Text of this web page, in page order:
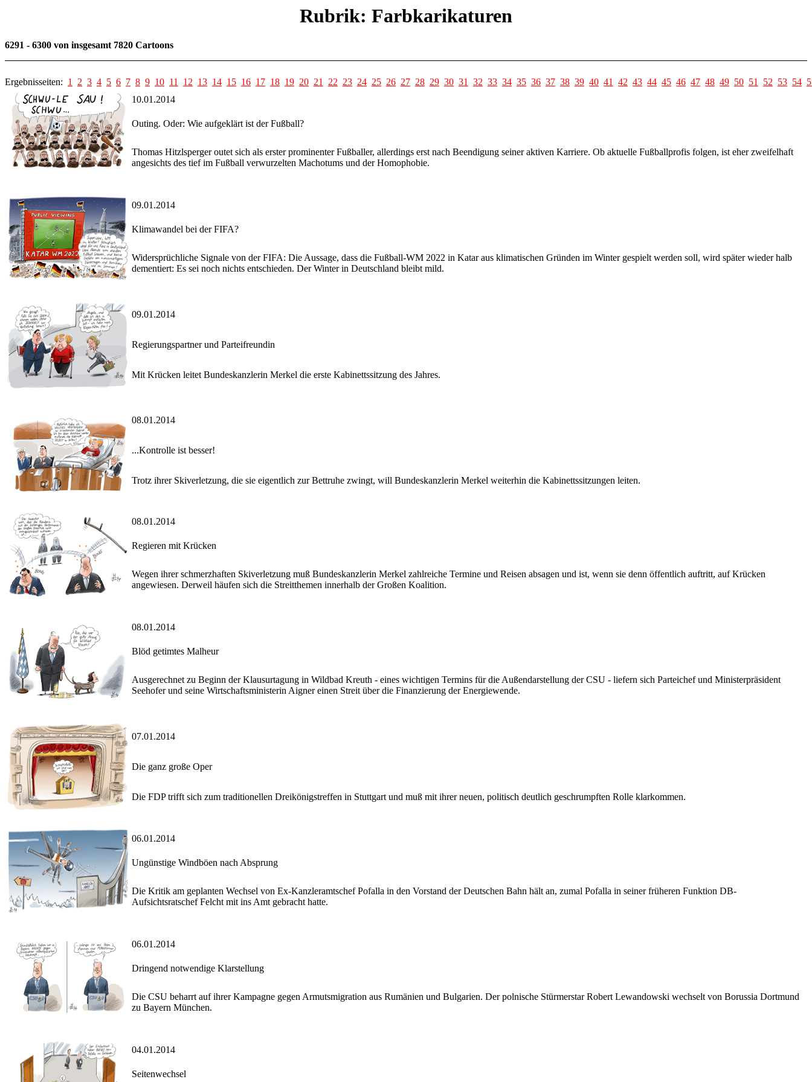
Rubrik: Farbkarikaturen
6291 - 6300 von insgesamt 7820 Cartoons
Ergebnisseiten: 1 2 3 4 5 6 7 8 9 10 11 12 13 14 15 16 17 18 19 20 21 22 23 24 25 26 27 28 29 30 31 32 33 34 35 36 37 38 39 40 41 42 43 44 45 46 47 48 49 50 51 52 53 54
10.01.2014
Outing. Oder: Wie aufgeklärt ist der Fußball?
Thomas Hitzlsperger outet sich als erster prominenter Fußballer, allerdings erst nach Beendigung seiner aktiven Karriere. Ob aktuelle Fußballprofis folgen, ist eher zweifelhaft
angesichts des tief im Fußball verwurzelten Machotums und der Homophobie.
09.01.2014
Klimawandel bei der FIFA?
Widersprüchliche Signale von der FIFA: Die Aussage, dass die Fußball-WM 2022 in Katar aus klimatischen Gründen im Winter gespielt werden soll, wird später wieder halb
dementiert: Es sei noch nichts entschieden. Der Winter in Deutschland bleibt mild.
09.01.2014
Regierungspartner und Parteifreundin
Mit Krücken leitet Bundeskanzlerin Merkel die erste Kabinettssitzung des Jahres.
08.01.2014
...Kontrolle ist besser!
Trotz ihrer Skiverletzung, die sie eigentlich zur Bettruhe zwingt, will Bundeskanzlerin Merkel weiterhin die Kabinettssitzungen leiten.
08.01.2014
Regieren mit Krücken
Wegen ihrer schmerzhaften Skiverletzung muß Bundeskanzlerin Merkel zahlreiche Termine und Reisen absagen und ist, wenn sie denn öffentlich auftritt, auf Krücken
angewiesen. Derweil häufen sich die Streitthemen innerhalb der Großen Koalition.
08.01.2014
Blöd getimtes Malheur
Ausgerechnet zu Beginn der Klausurtagung in Wildbad Kreuth - eines wichtigen Termins für die Außendarstellung der CSU - liefern sich Parteichef und Ministerpräsident
Seehofer und seine Wirtschaftsministerin Aigner einen Streit über die Finanzierung der Energiewende.
07.01.2014
Die ganz große Oper
Die FDP trifft sich zum traditionellen Dreikönigstreffen in Stuttgart und muß mit ihrer neuen, politisch deutlich geschrumpften Rolle klarkommen.
06.01.2014
Ungünstige Windböen nach Absprung
Die Kritik am geplanten Wechsel von Ex-Kanzleramtschef Pofalla in den Vorstand der Deutschen Bahn hält an, zumal Pofalla in seiner früheren Funktion DB-
Aufsichtsratschef Felcht mit ins Amt gebracht hatte.
06.01.2014
Dringend notwendige Klarstellung
Die CSU beharrt auf ihrer Kampagne gegen Armutsmigration aus Rumänien und Bulgarien. Der polnische Stürmerstar Robert Lewandowski wechselt von Borussia Dortmund
zu Bayern München.
04.01.2014
Seitenwechsel